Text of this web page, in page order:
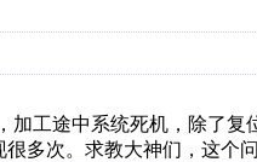
加工途中系统死机，除了
多次。求教大神们，这个